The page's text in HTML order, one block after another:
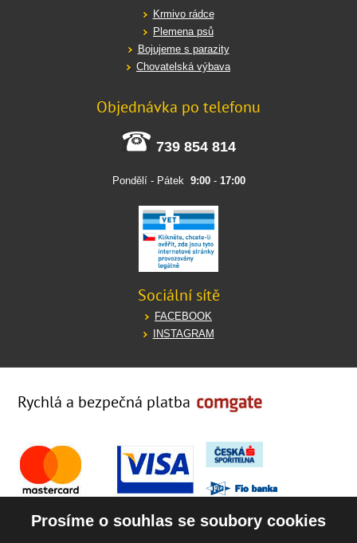
Krmivo rádce
Plemena psů
Bojujeme s parazity
Chovatelská výbava
Objednávka po telefonu
739 854 814
Pondělí - Pátek 9:00- 17:00
Sociální sítě
FACEBOOK
INSTAGRAM
Rychlá a bezpečná platba
Prosíme o souhlas se soubory cookies